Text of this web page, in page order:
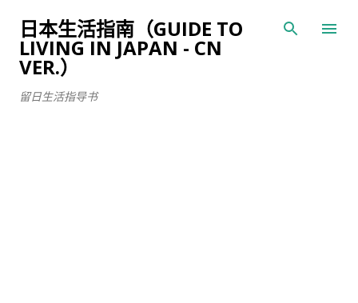
跳至主要内容
日本生活指南（GUIDE TO
LIVING IN JAPAN - CN
VER.）
留日生活指导书